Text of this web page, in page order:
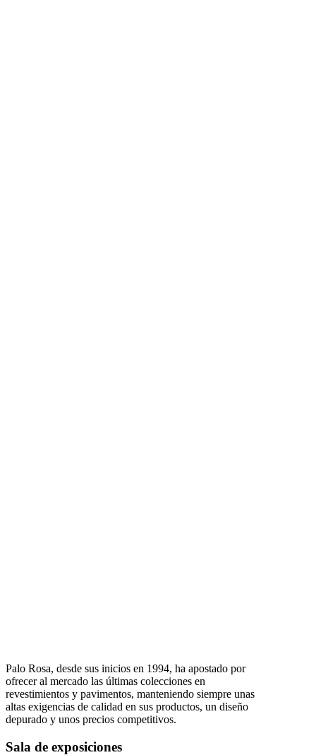
Palo Rosa, desde sus inicios en 1994, ha apostado por
ofrecer al mercado las últimas colecciones en
revestimientos y pavimentos, manteniendo siempre unas
altas exigencias de calidad en sus productos, un diseño
depurado y unos precios competitivos.
Sala de exposiciones